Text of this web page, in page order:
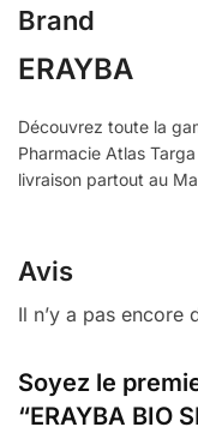
Brand
ERAYBA
Découvrez toute la
Pharmacie Atlas
livraison partout au
Avis
Il n’y a pas encore
Soyez le
“ERAYBA BIO